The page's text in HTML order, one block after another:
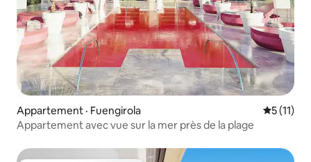
Appartement · Fuengirola Note
5 (11)
Appartement avec vue sur la mer près de la plage